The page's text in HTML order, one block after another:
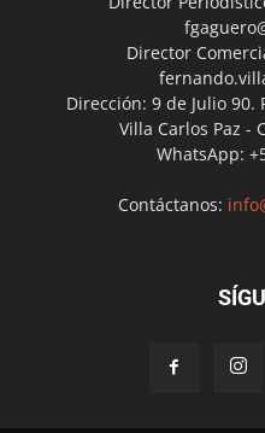
Director
Dirección: 9 de Julio 90.
Villa Carlos Paz -
WhatsApp:
Contáctanos: